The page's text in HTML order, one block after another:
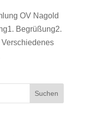
OV Nagold
Begrüßung2.